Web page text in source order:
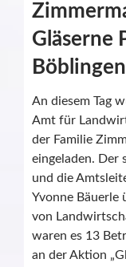
Gläserne
Böblingen
An diesem Tag
Amt für
der Familie
eingeladen.
und die
Yvonne Bäuerle
von
waren es 13
an der Aktion